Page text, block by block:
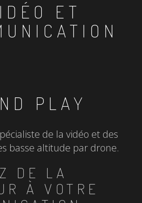
ET
PLAY
de la vidéo et des
basse altitude par drone.
DE LA
À VOTRE